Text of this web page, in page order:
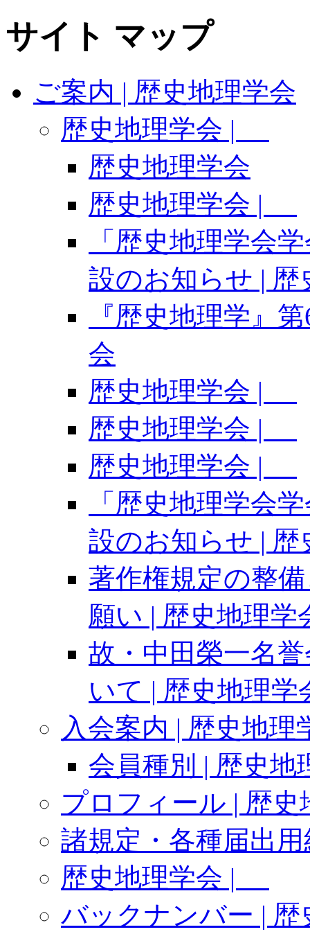
サイト マップ
ご案内 | 歴史地理学会
歴史地理学会 |
歴史地理学会
歴史地理学会 |
「歴史地理学会
設のお知らせ | 歴
『歴史地理学』
会
歴史地理学会 |
歴史地理学会 |
歴史地理学会 |
「歴史地理学会
設のお知らせ | 歴
著作権規定の整
願い | 歴史地理学
故・中田榮一名
いて | 歴史地理学
入会案内 | 歴史地理
会員種別 | 歴史地
プロフィール | 歴史
諸規定・各種届出
歴史地理学会 |
バックナンバー | 歴